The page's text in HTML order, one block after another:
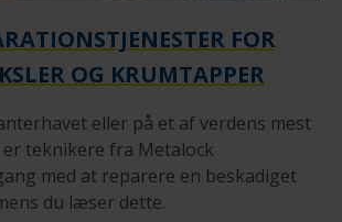
FOR
OG KRUMTAPPER
eller på et af verdens mest
teknikere fra Metalock
med at reparere en beskadiget
du læser dette.